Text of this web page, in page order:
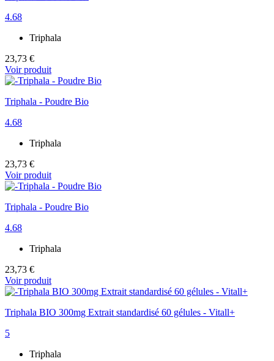
4.68
Triphala
23,73 €
Voir produit
Triphala - Poudre Bio
4.68
Triphala
23,73 €
Voir produit
Triphala - Poudre Bio
4.68
Triphala
23,73 €
Voir produit
Triphala BIO 300mg Extrait standardisé 60 gélules - Vitall+
5
Triphala